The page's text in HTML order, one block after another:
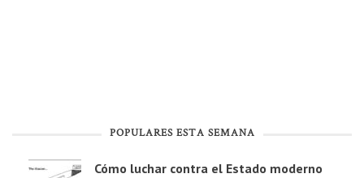
POPULARES ESTA SEMANA
Cómo luchar contra el Estado moderno